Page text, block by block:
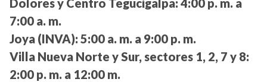
7:00 a. m.
Joya (INVA): 5:00 a. m. a 9:00 p. m.
Villa Nueva Norte y Sur, sectores 1, 2, 7 y 8:
2:00 p. m. a 12:00 m.